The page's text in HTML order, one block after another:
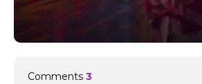
Comments 3